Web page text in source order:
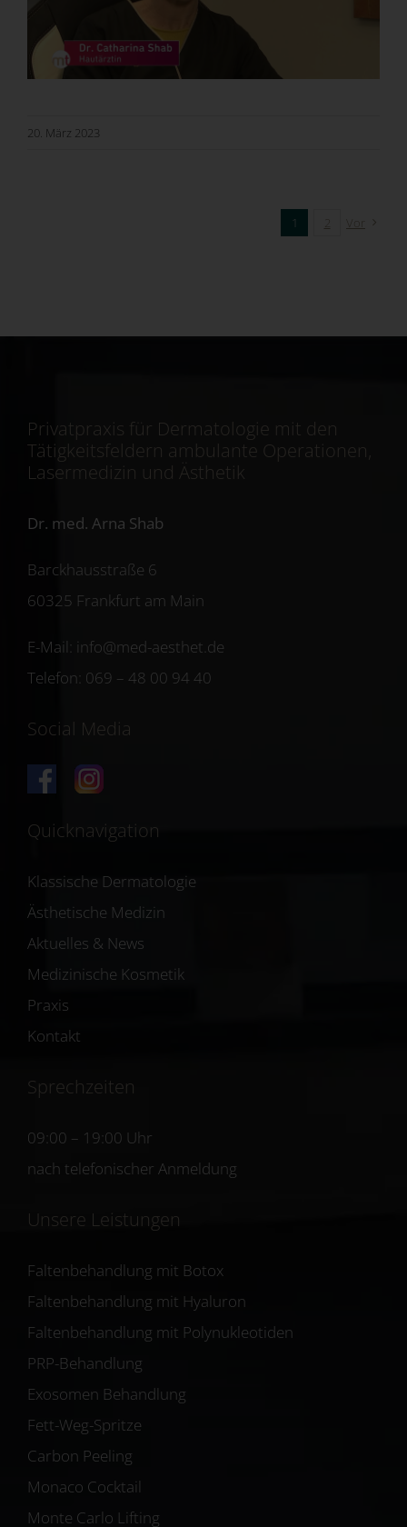
20. März 2023
1
Privatpraxis für Dermatologie mit den
Tätigkeitsfeldern ambulante Operationen,
Lasermedizin und Ästhetik
Dr. med. Arna Shab
Barckhausstraße 6
60325 Frankfurt am Main
E-Mail: info@med-aesthet.de
Telefon: 069 – 48 00 94 40
Social Media
Quicknavigation
Klassische Dermatologie
Ästhetische Medizin
Aktuelles & News
Medizinische Kosmetik
Praxis
Kontakt
Sprechzeiten
09:00 – 19:00 Uhr
nach telefonischer Anmeldung
Unsere Leistungen
Faltenbehandlung mit Botox
Faltenbehandlung mit Hyaluron
Faltenbehandlung mit Polynukleotiden
PRP-Behandlung
Exosomen Behandlung
Fett-Weg-Spritze
Carbon Peeling
Monaco Cocktail
Monte Carlo Lifting